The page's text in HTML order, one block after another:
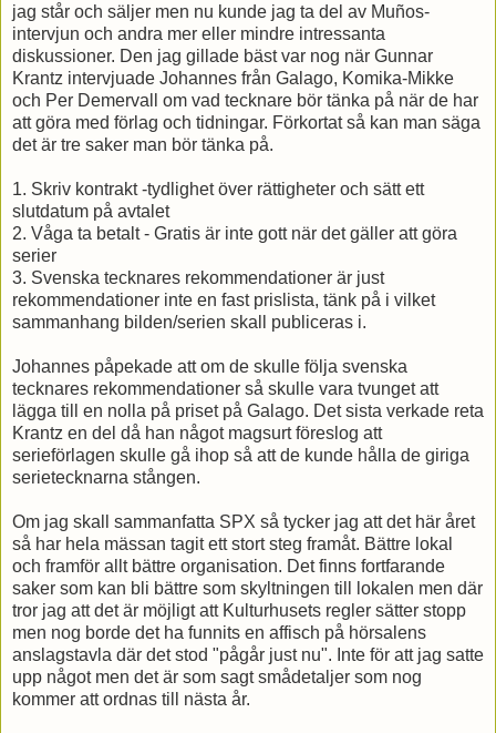
jag står och säljer men nu kunde jag ta del av Muños-
intervjun och andra mer eller mindre intressanta
diskussioner. Den jag gillade bäst var nog när Gunnar
Krantz intervjuade Johannes från Galago, Komika-Mikke
och Per Demervall om vad tecknare bör tänka på när de har
att göra med förlag och tidningar. Förkortat så kan man säga
det är tre saker man bör tänka på.
1. Skriv kontrakt -tydlighet över rättigheter och sätt ett
slutdatum på avtalet
2. Våga ta betalt - Gratis är inte gott när det gäller att göra
serier
3. Svenska tecknares rekommendationer är just
rekommendationer inte en fast prislista, tänk på i vilket
sammanhang bilden/serien skall publiceras i.
Johannes påpekade att om de skulle följa svenska
tecknares rekommendationer så skulle vara tvunget att
lägga till en nolla på priset på Galago. Det sista verkade reta
Krantz en del då han något magsurt föreslog att
serieförlagen skulle gå ihop så att de kunde hålla de giriga
serietecknarna stången.
Om jag skall sammanfatta SPX så tycker jag att det här året
så har hela mässan tagit ett stort steg framåt. Bättre lokal
och framför allt bättre organisation. Det finns fortfarande
saker som kan bli bättre som skyltningen till lokalen men där
tror jag att det är möjligt att Kulturhusets regler sätter stopp
men nog borde det ha funnits en affisch på hörsalens
anslagstavla där det stod "pågår just nu". Inte för att jag satte
upp något men det är som sagt smådetaljer som nog
kommer att ordnas till nästa år.